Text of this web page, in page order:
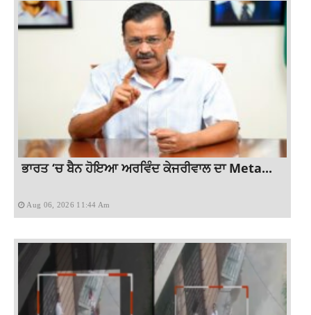
ਭਾਰਤ ‘ਚ ਬੈਨ ਹੋਇਆ ਅਰਵਿੰਦ ਕੇਜਰੀਵਾਲ ਦਾ Meta...
Aug 06, 2026 11:44 Am